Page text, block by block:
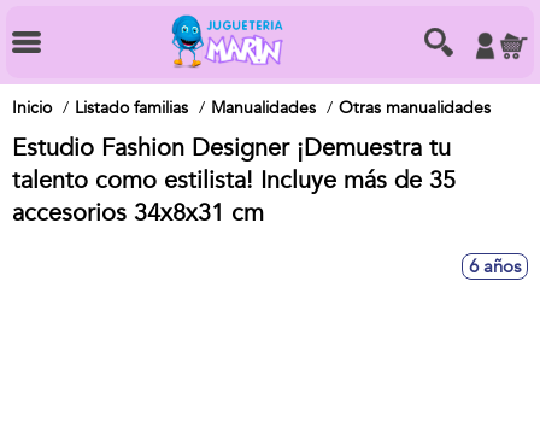
Inicio Listado familias Manualidades Otras manualidades
Estudio Fashion Designer ¡Demuestra tu
talento como estilista! Incluye más de 35
accesorios 34x8x31 cm
6 años